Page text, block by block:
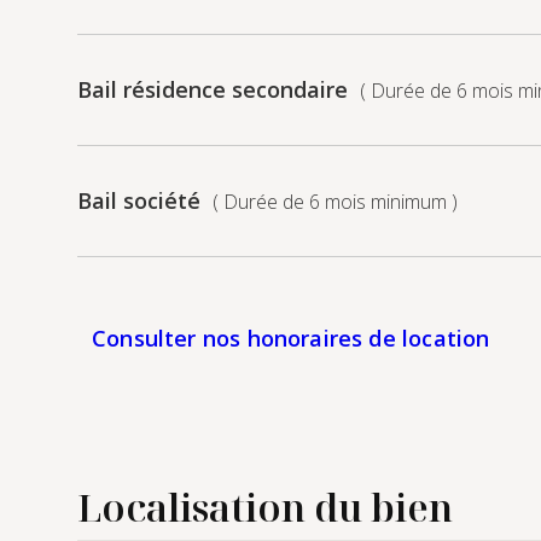
Bail résidence secondaire ( Durée de 6 mois
Bail société ( Durée de 6 mois minimum )
Consulter nos honoraires de location
Localisation du bien